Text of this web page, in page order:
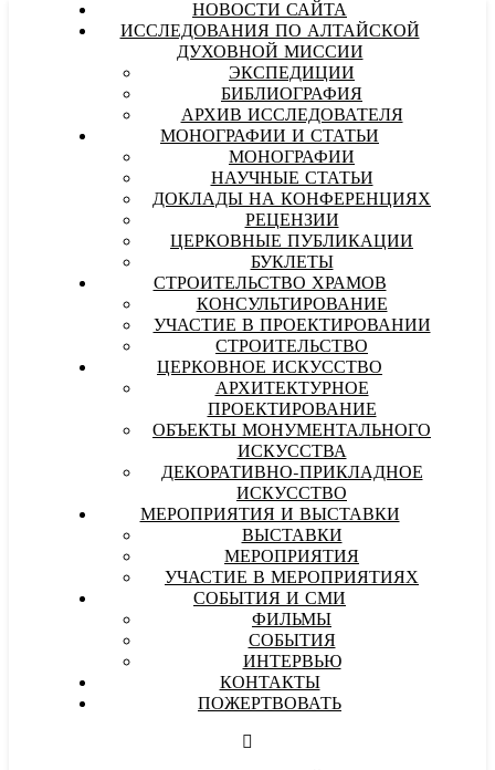
НОВОСТИ САЙТА
ИССЛЕДОВАНИЯ ПО АЛТАЙСКОЙ
ДУХОВНОЙ МИССИИ
ЭКСПЕДИЦИИ
БИБЛИОГРАФИЯ
АРХИВ ИССЛЕДОВАТЕЛЯ
МОНОГРАФИИ И СТАТЬИ
МОНОГРАФИИ
НАУЧНЫЕ СТАТЬИ
ДОКЛАДЫ НА КОНФЕРЕНЦИЯХ
РЕЦЕНЗИИ
ЦЕРКОВНЫЕ ПУБЛИКАЦИИ
БУКЛЕТЫ
СТРОИТЕЛЬСТВО ХРАМОВ
КОНСУЛЬТИРОВАНИЕ
УЧАСТИЕ В ПРОЕКТИРОВАНИИ
СТРОИТЕЛЬСТВО
ЦЕРКОВНОЕ ИСКУССТВО
АРХИТЕКТУРНОЕ
ПРОЕКТИРОВАНИЕ
ОБЪЕКТЫ МОНУМЕНТАЛЬНОГО
ИСКУССТВА
ДЕКОРАТИВНО-ПРИКЛАДНОЕ
ИСКУССТВО
МЕРОПРИЯТИЯ И ВЫСТАВКИ
ВЫСТАВКИ
МЕРОПРИЯТИЯ
УЧАСТИЕ В МЕРОПРИЯТИЯХ
СОБЫТИЯ И СМИ
ФИЛЬМЫ
СОБЫТИЯ
ИНТЕРВЬЮ
КОНТАКТЫ
ПОЖЕРТВОВАТЬ